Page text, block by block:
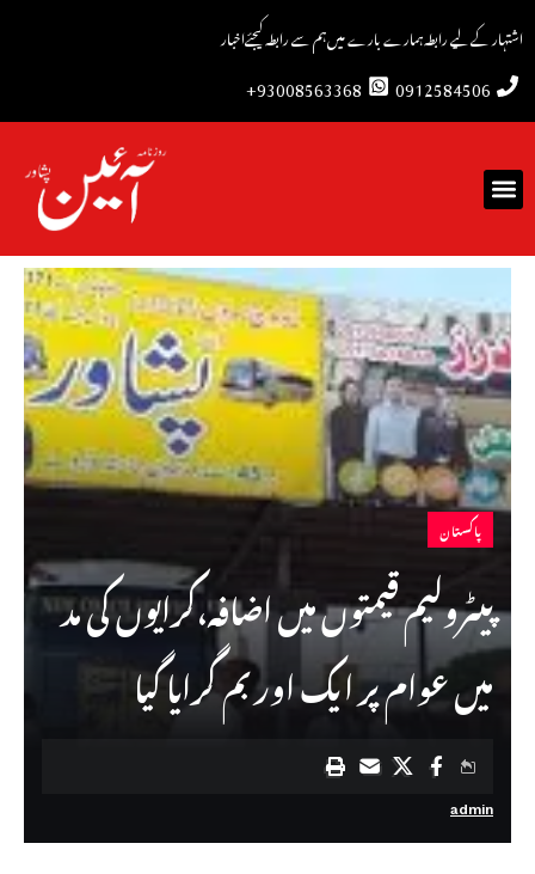
اشتہار کے لیے رابطہہمارے بارے میںہم سے رابطہ کیجئےاخبار
0912584506
93008563368+
پاکستان
پیٹرولیم قیمتوں میں اضافہ،کرایوں کی مد
میں عوام پر ایک اور بم گرایا گیا
admin